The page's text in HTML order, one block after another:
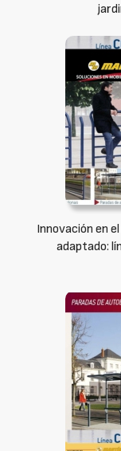
Innovación en
adaptado: